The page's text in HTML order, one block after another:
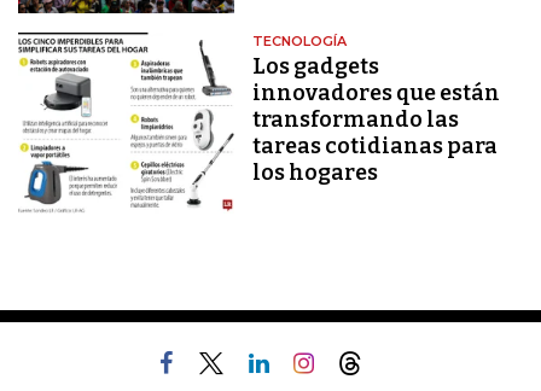
TECNOLOGÍA
Los gadgets
innovadores que están
transformando las
tareas cotidianas para
los hogares